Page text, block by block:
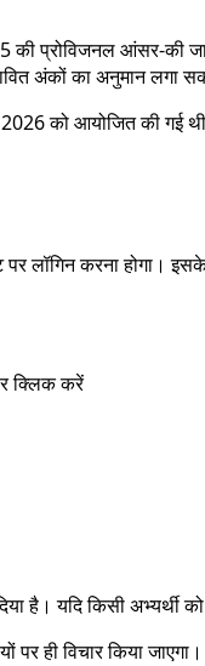
की प्रोविजनल आंसर-
अंकों का अनुमान लगा
2026 को आयोजित की
लॉगिन करना होगा।
क्लिक करें
दिया है। यदि किसी
ही विचार किया